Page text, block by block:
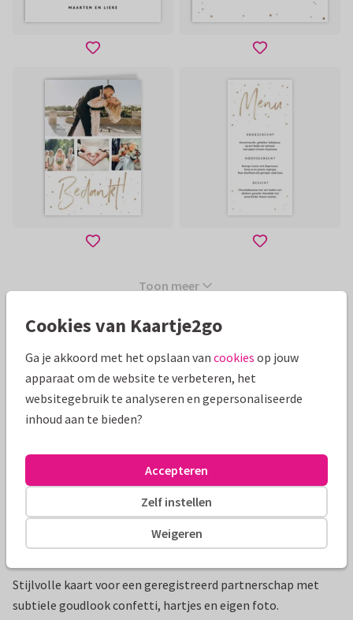
Toon meer
Productinformatie
Stijlvolle kaart voor een geregistreerd partnerschap met
subtiele goudlook confetti, hartjes en eigen foto.
Cookies van Kaartje2go
Ga je akkoord met het opslaan van cookies op jouw
apparaat om de website te verbeteren, het
websitegebruik te analyseren en gepersonaliseerde
inhoud aan te bieden?
Weigeren
Zelf instellen
Accepteren